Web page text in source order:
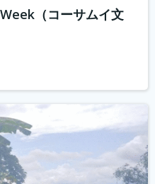
（コーサムイ文